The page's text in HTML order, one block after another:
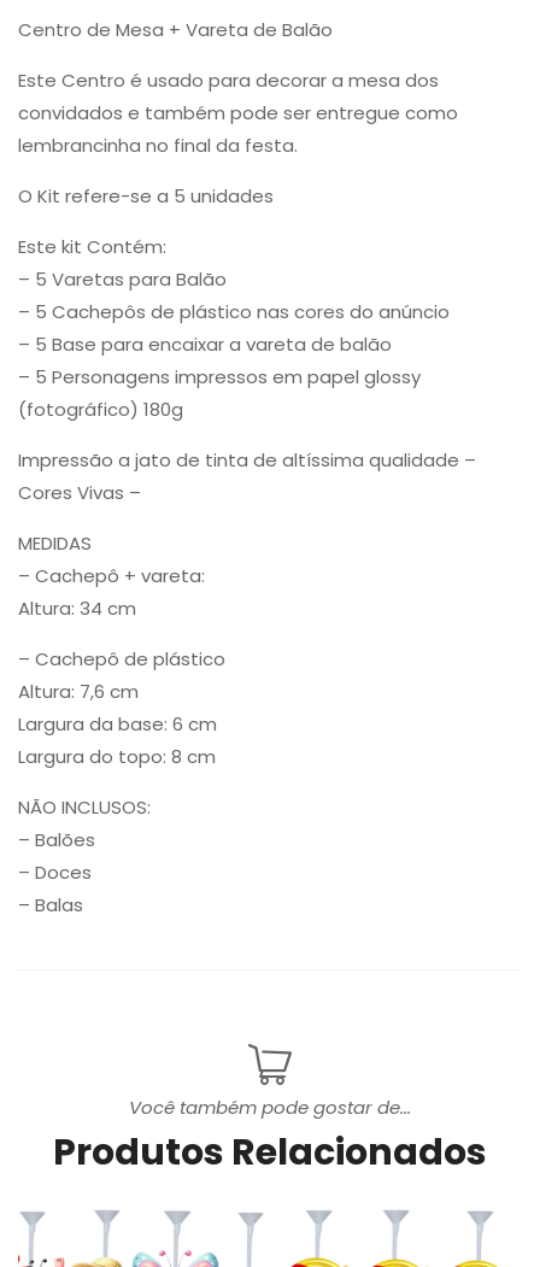
Centro de Mesa + Vareta de Balão
Este Centro é usado para decorar a mesa dos
convidados e também pode ser entregue como
lembrancinha no final da festa.
O Kit refere-se a 5 unidades
Este kit Contém:
– 5 Varetas para Balão
– 5 Cachepôs de plástico nas cores do anúncio
– 5 Base para encaixar a vareta de balão
– 5 Personagens impressos em papel glossy
(fotográfico) 180g
Impressão a jato de tinta de altíssima qualidade –
Cores Vivas –
MEDIDAS
– Cachepô + vareta:
Altura: 34 cm
– Cachepô de plástico
Altura: 7,6 cm
Largura da base: 6 cm
Largura do topo: 8 cm
NÃO INCLUSOS:
– Balões
– Doces
– Balas
Você também pode gostar de...
Produtos Relacionados